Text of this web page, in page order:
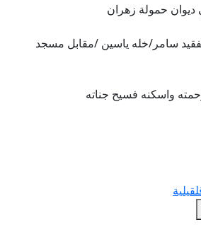
ديوان حمولة زهران
سامر/خله ياسين /مقابل مسجد
واسكنه فسيح جناته